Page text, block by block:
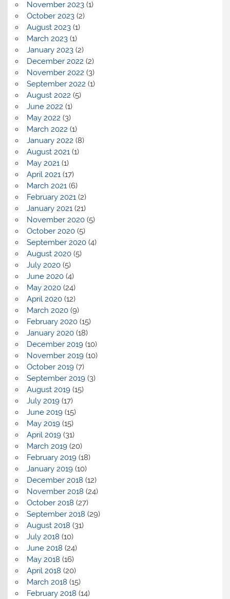
November 2023(1)
October 2023(2)
August 2023(1)
March 2023(1)
January 2023(2)
December 2022 (2)
November 2022 (3)
September 2022 (1)
August 2022 (5)
June 2022 (1)
May 2022 (3)
March 2022 (1)
January 2022 (8)
August 2021(1)
May 2021(1)
April 2021(17)
March 2021(6)
February 2021(2)
January 2021(21)
November 2020(5)
October 2020(5)
September 2020(4)
August 2020(5)
July 2020(5)
June 2020(4)
May 2020(24)
April 2020(12)
March 2020(9)
February 2020(15)
January 2020(18)
December 2019(10)
November 2019(10)
October 2019(7)
September 2019(3)
August 2019(15)
July 2019(17)
June 2019(15)
May 2019(15)
April 2019(31)
March 2019(20)
February 2019(18)
January 2019(10)
December 2018 (12)
November 2018 (24)
October 2018 (27)
September 2018 (29)
August 2018 (31)
July 2018 (10)
June 2018 (24)
May 2018 (16)
April 2018 (20)
March 2018 (15)
February 2018 (14)